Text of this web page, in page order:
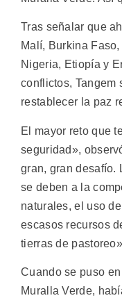
Tras señalar que
Malí, Burkina
Nigeria, Etiopía y
conflictos, Tangem
restablecer la paz
El mayor reto que
seguridad»,
gran, gran desafío.
se deben a la
naturales, el uso
escasos recursos
tierras de
Cuando se puso
Muralla Verde,